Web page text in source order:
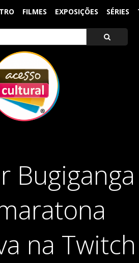
FILMES EXPOSIÇÕES SÉRIES
Bugiganga
na Twitch